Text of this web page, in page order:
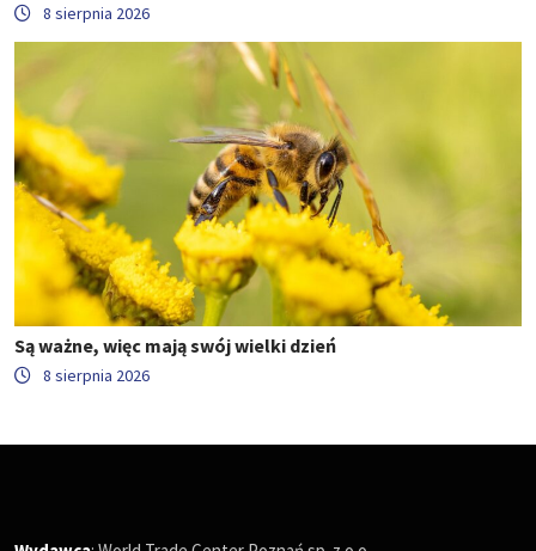
8 sierpnia 2026
Są ważne, więc mają swój wielki dzień
8 sierpnia 2026